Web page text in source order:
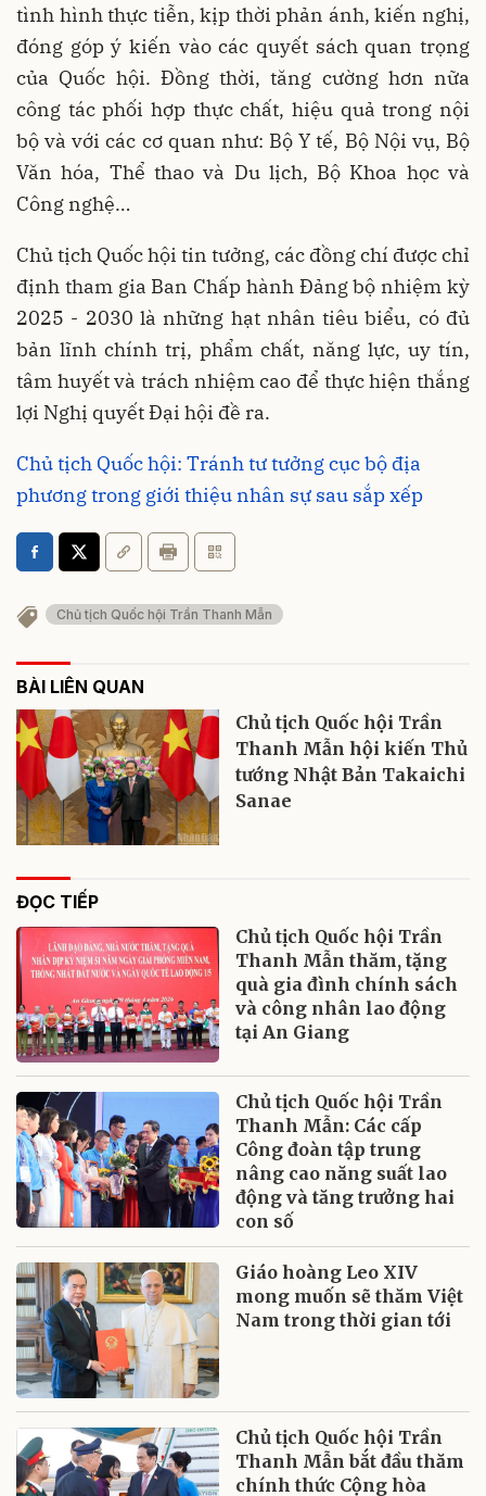
tình hình thực tiễn, kịp thời phản ánh, kiến nghị,
đóng góp ý kiến vào các quyết sách quan trọng
của Quốc hội. Đồng thời, tăng cường hơn nữa
công tác phối hợp thực chất, hiệu quả trong nội
bộ và với các cơ quan như: Bộ Y tế, Bộ Nội vụ, Bộ
Văn hóa, Thể thao và Du lịch, Bộ Khoa học và
Công nghệ…
Chủ tịch Quốc hội tin tưởng, các đồng chí được chỉ
định tham gia Ban Chấp hành Đảng bộ nhiệm kỳ
2025 - 2030 là những hạt nhân tiêu biểu, có đủ
bản lĩnh chính trị, phẩm chất, năng lực, uy tín,
tâm huyết và trách nhiệm cao để thực hiện thắng
lợi Nghị quyết Đại hội đề ra.
Chủ tịch Quốc hội: Tránh tư tưởng cục bộ địa
phương trong giới thiệu nhân sự sau sắp xếp
Chủ tịch Quốc hội Trần Thanh Mẫn
BÀI LIÊN QUAN
Chủ tịch Quốc hội Trần
Thanh Mẫn hội kiến Thủ
tướng Nhật Bản Takaichi
Sanae
ĐỌC TIẾP
Chủ tịch Quốc hội Trần
Thanh Mẫn thăm, tặng
quà gia đình chính sách
và công nhân lao động
tại An Giang
Chủ tịch Quốc hội Trần
Thanh Mẫn: Các cấp
Công đoàn tập trung
nâng cao năng suất lao
động và tăng trưởng hai
con số
Giáo hoàng Leo XIV
mong muốn sẽ thăm Việt
Nam trong thời gian tới
Chủ tịch Quốc hội Trần
Thanh Mẫn bắt đầu thăm
chính thức Cộng hòa